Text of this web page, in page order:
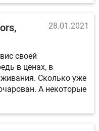
28.01.2021
своей
в ценах, в
Сколько уже
А некоторые